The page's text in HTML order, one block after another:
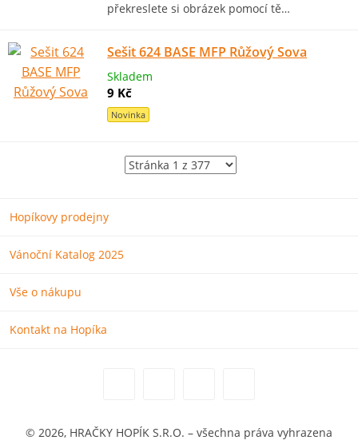
překreslete si obrázek pomocí tě…
Sešit 624 BASE MFP Růžový Sova
Skladem
9 Kč
Novinka
Hopíkovy prodejny
Vánoční Katalog 2025
Vše o nákupu
Kontakt na Hopíka
© 2026, HRAČKY HOPÍK S.R.O. – všechna práva vyhrazena